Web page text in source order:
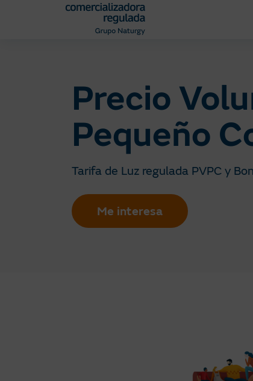
Pasar
contenido
Precio
Pequeño
Tarifa de Luz regulada PVPC y
Me interesa